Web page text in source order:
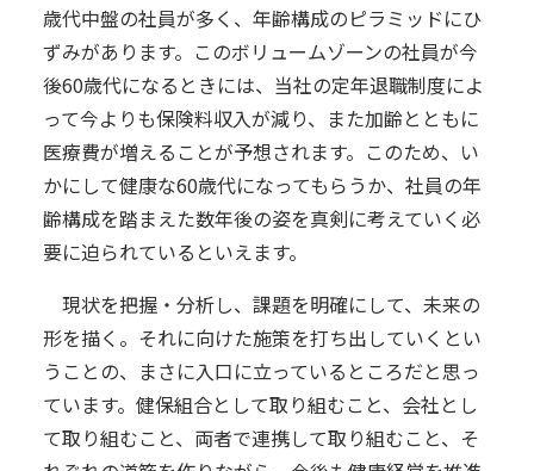
歳代中盤の社員が多く、年齢構成のピラミッドにひ
ずみがあります。このボリュームゾーンの社員が今
後60歳代になるときには、当社の定年退職制度によ
って今よりも保険料収入が減り、また加齢とともに
医療費が増えることが予想されます。このため、い
かにして健康な60歳代になってもらうか、社員の年
齢構成を踏まえた数年後の姿を真剣に考えていく必
要に迫られているといえます。
現状を把握・分析し、課題を明確にして、未来の
形を描く。それに向けた施策を打ち出していくとい
うことの、まさに入口に立っているところだと思っ
ています。健保組合として取り組むこと、会社とし
て取り組むこと、両者で連携して取り組むこと、そ